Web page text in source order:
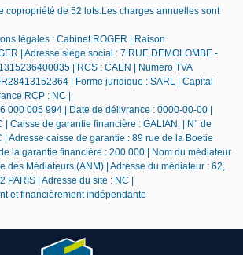
copropriété de 52 lots.Les charges annuelles sont
légales : Cabinet ROGER | Raison
| Adresse siège social : 7 RUE DEMOLOMBE -
| RCS : CAEN | Numero TVA
| Forme juridique : SARL | Capital
RCP : NC |
000 005 994 | Date de délivrance : 0000-00-00 |
| Caisse de garantie financière : GALIAN. | N° de
| Adresse caisse de garantie : 89 rue de la Boetie
la garantie financière : 200 000 | Nom du médiateur
des Médiateurs (ANM) | Adresse du médiateur : 62,
| Adresse du site : NC |
et financièrement indépendante